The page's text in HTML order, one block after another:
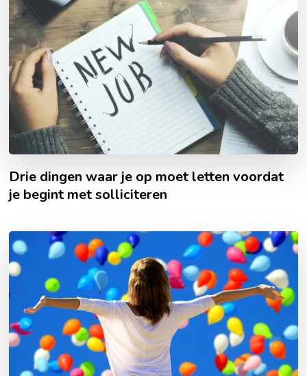
Drie dingen waar je op moet letten voordat
je begint met solliciteren